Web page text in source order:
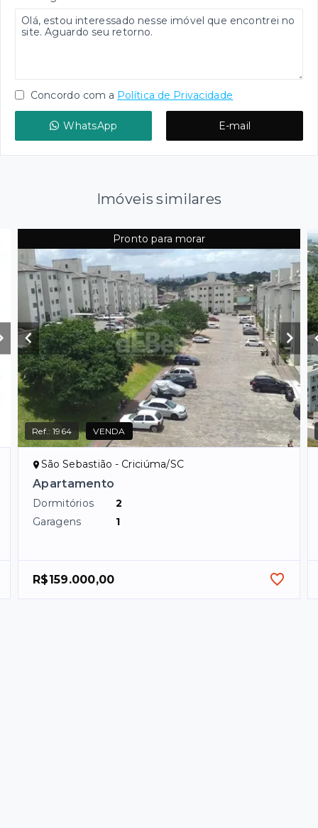
Concordo com a Política de Privacidade
WhatsApp E-mail
Imóveis similares
Pronto para morar
Ref.:1964 VENDA
São Sebastião - Criciúma/SC
Apartamento
Dormitórios
2
Garagens
1
R$159.000,00